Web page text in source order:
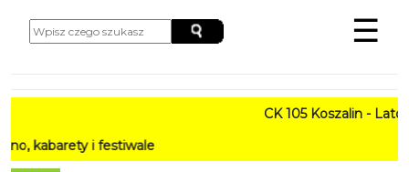
☰
CK 105 Koszalin - Lato w
i festiwale